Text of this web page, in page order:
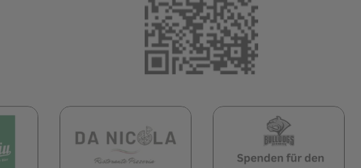
(öffnet in neuem Tab) (öffnet in neuem Tab)